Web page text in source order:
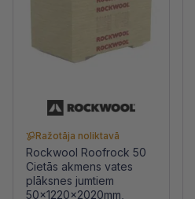
Ražotāja noliktavā
Rockwool Roofrock 50
Cietās akmens vates
plāksnes jumtiem
50x1220x2020mm,